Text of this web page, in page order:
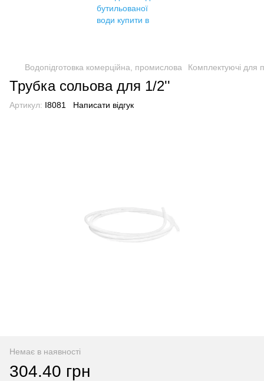
Водопідготовка комерційна, промислова Комплектуючі для
Трубка сольова для 1/2''
Артикул: I8081 Написати відгук
Немає в наявності
304.40 грн